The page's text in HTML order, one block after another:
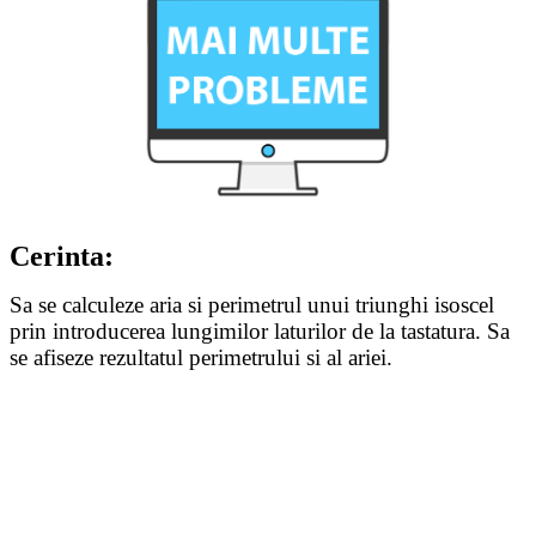
Cerinta:
Sa se calculeze aria si perimetrul unui triunghi isoscel
prin introducerea lungimilor laturilor de la tastatura. Sa
se afiseze rezultatul perimetrului si al ariei.